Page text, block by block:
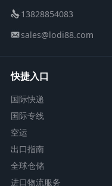
13828854083
sales@lodi88.com
快捷入口
国际快递
国际专线
空运
出口指南
全球仓储
进口物流服务